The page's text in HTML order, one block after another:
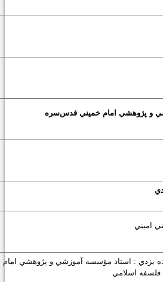
و پژوهشي امام خميني قدس‌سره
اميني
يزدي : استاد مؤسسه آموزشي و پژوهشي امام
اسلامي